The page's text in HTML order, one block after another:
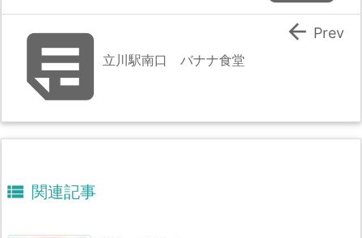
立川駅南口 バナナ食堂
 Prev
 関連記事